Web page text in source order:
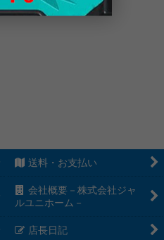
送料・お支払い
会社概要－株式会社ジャ
ルユニホーム－
店長日記